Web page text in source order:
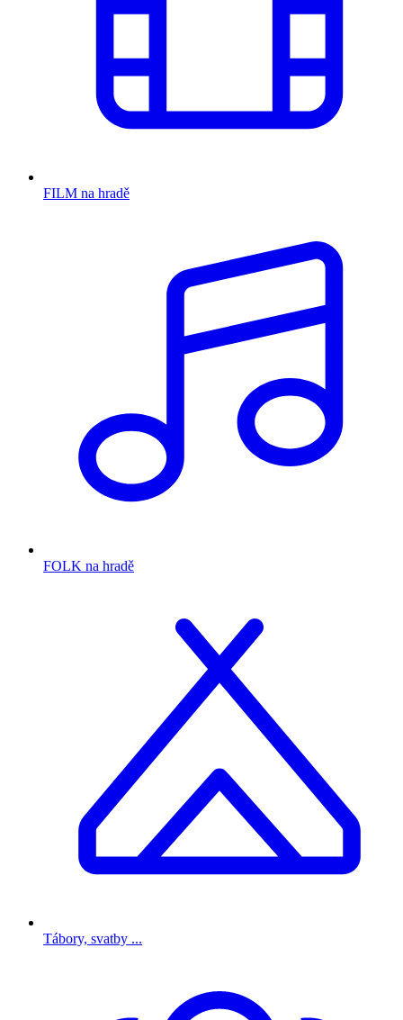
FILM na hradě
FOLK na hradě
Tábory, svatby ...